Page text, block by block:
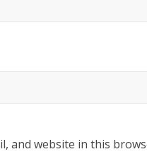
and website in this